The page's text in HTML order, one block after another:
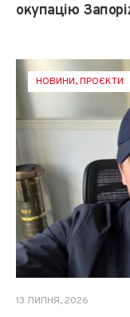
окупацію
НОВИНИ,ПРОЄКТИ
13 ЛИПНЯ, 2026